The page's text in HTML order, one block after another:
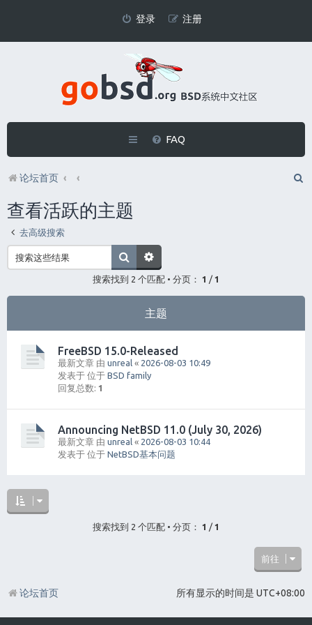
登录 注册
FAQ
论坛首页
查看活跃的主题
去高级搜索
搜索找到 2 个匹配 • 分页： 1 / 1
主题
FreeBSD 15.0-Released
最新文章 由 unreal « 2026-08-03 10:49
发表于 位于 BSD family
回复总数: 1
Announcing NetBSD 11.0 (July 30, 2026)
最新文章 由 unreal « 2026-08-03 10:44
发表于 位于 NetBSD基本问题
搜索找到 2 个匹配 • 分页： 1 / 1
前往
所有显示的时间是 UTC+08:00
论坛首页